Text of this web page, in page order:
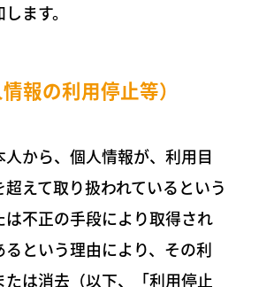
ます。
報の利用停止等）
人から、個人情報が、利用目
えて取り扱われているという
は不正の手段により取得され
るという理由により、その利
たは消去（以下、「利用停止